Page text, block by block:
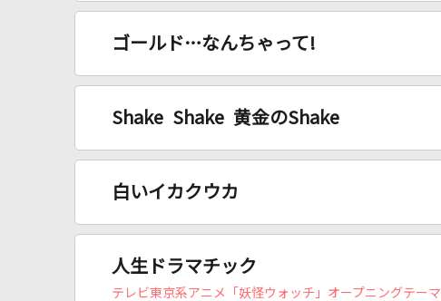
ゴールド…なんちゃって!
Shake Shake 黄金のShake
白いイカクウカ
人生ドラマチック
テレビ東京系アニメ「妖怪ウォッチ」オープニングテーマ